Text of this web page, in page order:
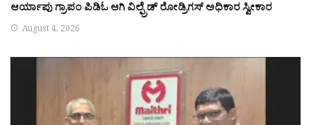
ಆರ್ಯಾಪು ಗ್ರಾಪಂ ಪಿಡಿಓ ಆಗಿ ವಿಲ್ಫ್ರೆಡ್ ರೋಡ್ರಿಗಸ್ ಅಧಿಕಾರ ಸ್ವೀಕಾರ
August 4, 2026